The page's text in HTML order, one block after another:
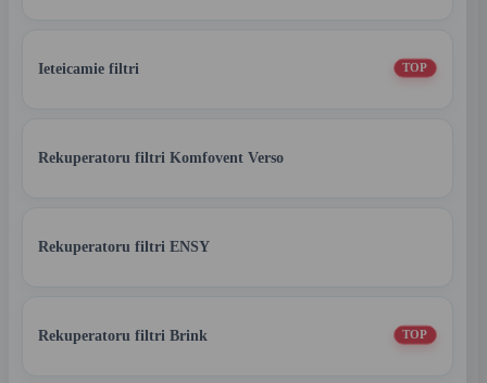
Ieteicamie filtri TOP
Rekuperatoru filtri Komfovent Verso
Rekuperatoru filtri ENSY
Rekuperatoru filtri Brink TOP